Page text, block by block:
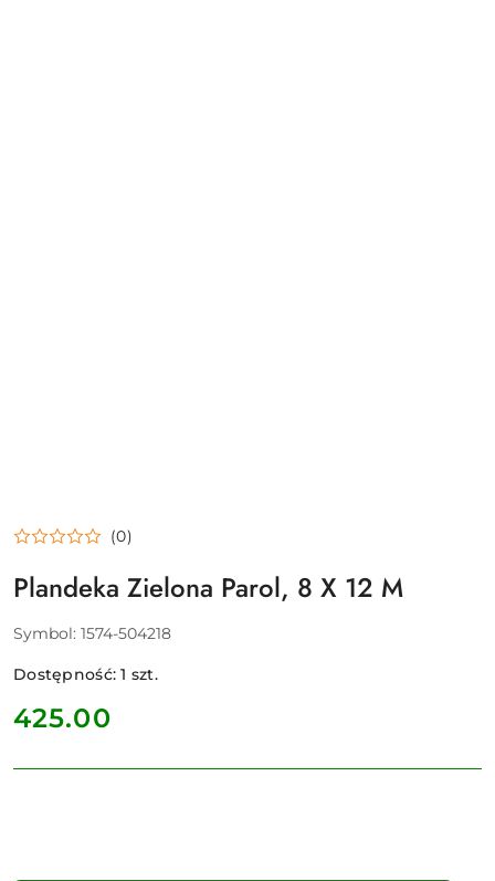
(0)
Plandeka Zielona Parol, 8 X 12 M
Symbol: 1574-504218
Dostępność:1 szt.
cena:
425.00